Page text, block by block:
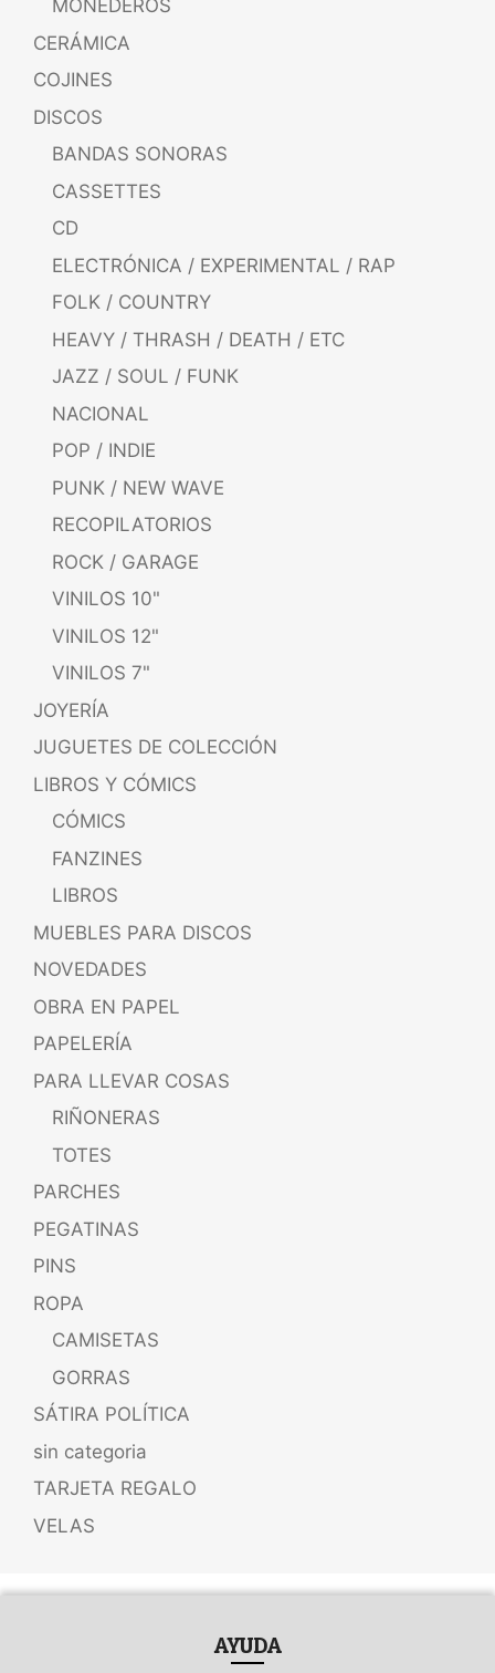
MONEDEROS
CERÁMICA
COJINES
DISCOS
BANDAS SONORAS
CASSETTES
CD
ELECTRÓNICA / EXPERIMENTAL / RAP
FOLK / COUNTRY
HEAVY / THRASH / DEATH / ETC
JAZZ / SOUL / FUNK
NACIONAL
POP / INDIE
PUNK / NEW WAVE
RECOPILATORIOS
ROCK / GARAGE
VINILOS 10"
VINILOS 12"
VINILOS 7"
JOYERÍA
JUGUETES DE COLECCIÓN
LIBROS Y CÓMICS
CÓMICS
FANZINES
LIBROS
MUEBLES PARA DISCOS
NOVEDADES
OBRA EN PAPEL
PAPELERÍA
PARA LLEVAR COSAS
RIÑONERAS
TOTES
PARCHES
PEGATINAS
PINS
ROPA
CAMISETAS
GORRAS
SÁTIRA POLÍTICA
sin categoria
TARJETA REGALO
VELAS
AYUDA